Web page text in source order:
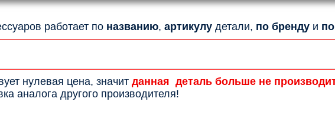
работает по названию, артикулу детали, по бренду и
нулевая цена, значит данная деталь больше не
аналога другого производителя!